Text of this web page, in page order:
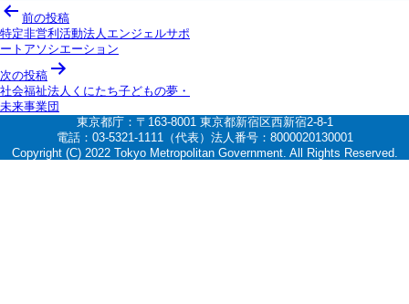
投
稿
ナ
ビ
ゲ
シ
前の投稿
特定非営利活動法人エンジェルサポ
ートアソシエーション
次の投稿
社会福祉法人くにたち子どもの夢・
未来事業団
東京都庁：〒163-8001 東京都新宿区西新宿2-8-1
電話：03-5321-1111（代表）法人番号：8000020130001
Copyright (C) 2022 Tokyo Metropolitan Government. All Rights Reserved.